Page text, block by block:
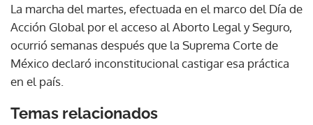
La marcha del martes, efectuada en el marco del Día de
Acción Global por el acceso al Aborto Legal y Seguro,
ocurrió semanas después que la Suprema Corte de
México declaró inconstitucional castigar esa práctica
en el país.
Temas relacionados